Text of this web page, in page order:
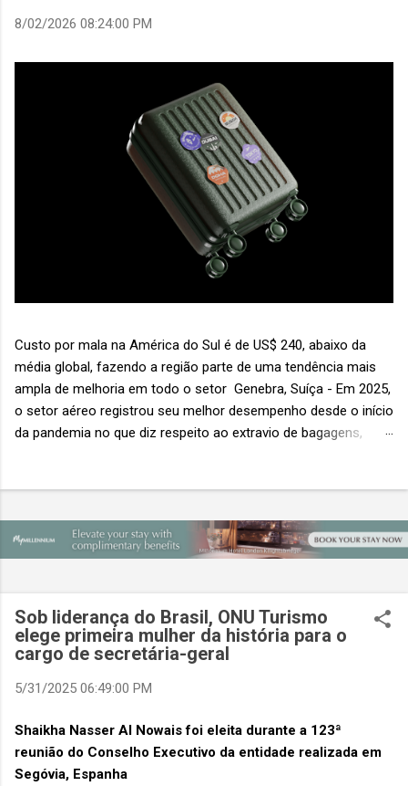
8/02/2026 08:24:00 PM
Custo por mala na América do Sul é de US$ 240, abaixo da
média global, fazendo a região parte de uma tendência mais
ampla de melhoria em todo o setor Genebra, Suíça - Em 2025,
o setor aéreo registrou seu melhor desempenho desde o início
da pandemia no que diz respeito ao extravio de bagagens,
“Baggage IT Insights” de 2026 da SITA, a 20ª edição anual
desse importante estudo de referência à indústria. (© SITA)
custa ao setor US$ 6,3 bilhões anualmente. Cada mala
extraviada acarreta um custo médio de US$ 260. Com um
lucro líquido médio de apenas US$ 8 por passageiro, uma mala
cinco anulam o lucro de um voo inteiro. O núme...
Sob liderança do Brasil, ONU Turismo
elege primeira mulher da história para o
cargo de secretária-geral
5/31/2025 06:49:00 PM
Shaikha Nasser Al Nowais foi eleita durante a 123ª
reunião do Conselho Executivo da entidade realizada em
Segóvia, Espanha